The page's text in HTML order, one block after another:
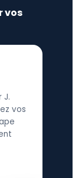
vos
J.
vos